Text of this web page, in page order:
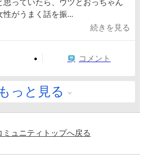
思っていたら、ウツとおっちゃん
性がうまく話を振...
続きを見る
コメント
もっと見る
ミュニティトップへ戻る